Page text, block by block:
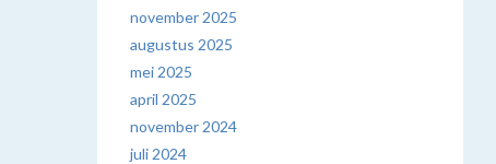
november 2025
augustus 2025
mei 2025
april 2025
november 2024
juli 2024